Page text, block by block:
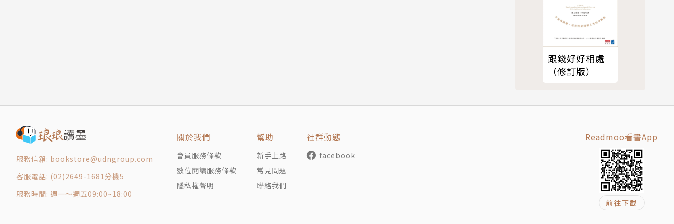
3. 清楚易讀：
全書以手繪形式構成，沒有長篇大論的文字，而是將說明內容視覺化，以圖案和文字齊頭並進，編排有條理，也淺顯易
懂。
除了作者手繪的內容外，每章後還有其他大師級塗鴉筆記專家拋磚引玉分享自己創作的筆記。從他們的作品詮釋中不僅可
以看到不同的世界觀，也能激發人靈感。
〔範例筆記〕 Boon Ye w Chew & Veronica Erb
關鍵之鑰在於聆聽
我的聆聽妙方
練習你的聆聽技巧
跟錢好好相處
（修訂版）
服務信箱: bookstore@udngroup.com
客服電話: (02)2649-1681分機5
服務時間: 週一～週五09:00~18:00
關於我們
會員服務條款
數位閱讀服務條款
隱私權聲明
幫助
新手上路
常見問題
聯絡我們
社群動態
facebook
Readmoo看書App
前往下載